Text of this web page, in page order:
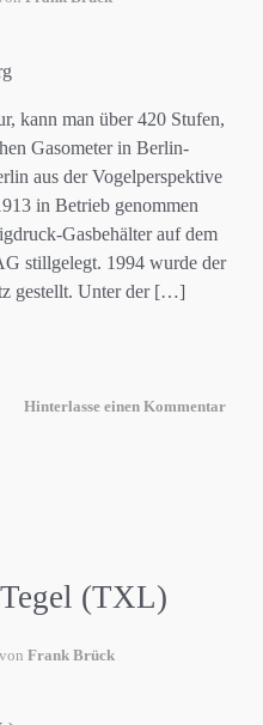
kann man über 420 Stufen,
Gasometer in Berlin-
aus der Vogelperspektive
in Betrieb genommen
Gasbehälter auf dem
stillgelegt. 1994 wurde der
gestellt. Unter der […]
Hinterlasse einen Kommentar
(TXL)
Frank Brück